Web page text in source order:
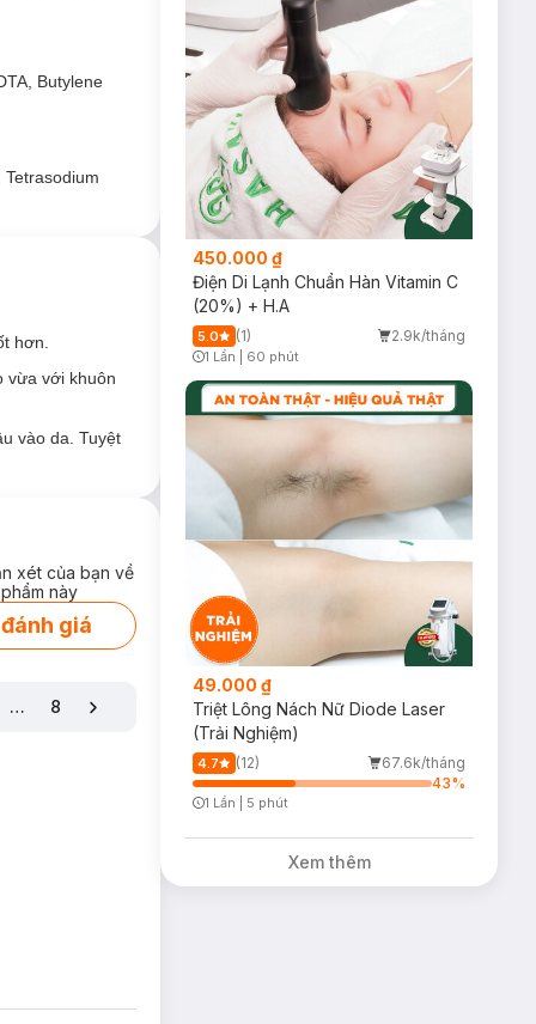
Butylene
hơn.
vừa với khuôn
vào da. Tuyệt
xét của bạn về
này
giá
… 8
450.000 ₫
Điện Di Lạnh Chuẩn Hàn Vitamin C
(20%) + H.A
5.0 (1) 2.9k/tháng
Timer Gray Icon
1 Lần 60 phút
49.000 ₫
Triệt Lông Nách Nữ Diode Laser
(Trải Nghiệm)
4.7 (12)
67.6k/tháng
43%
1 Lần 5 phút
Xem thêm